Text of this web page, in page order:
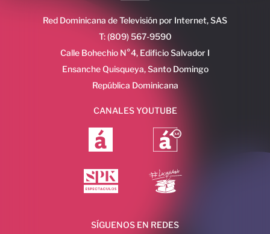
Red Dominicana de Televisión por Internet, SAS
T: (809) 567-9590
Calle Bohechio N°4, Edificio Salvador I
Ensanche Quisqueya, Santo Domingo
República Dominicana
CANALES YOUTUBE
SÍGUENOS EN REDES